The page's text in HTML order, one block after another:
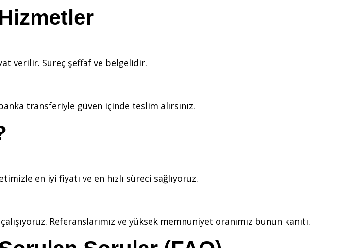
verilir. Süreç şeffaf ve belgelidir.
transferiyle güven içinde teslim alırsınız.
en iyi fiyatı ve en hızlı süreci sağlıyoruz.
Referanslarımız ve yüksek memnuniyet oranımız bunun kanıtı.